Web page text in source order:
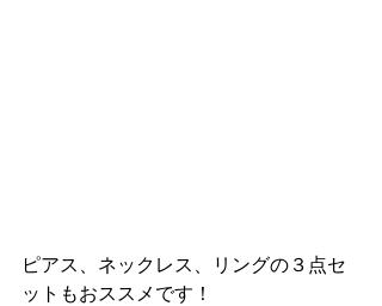
ピアス、ネックレス、リングの３点セ
ットもおススメです！